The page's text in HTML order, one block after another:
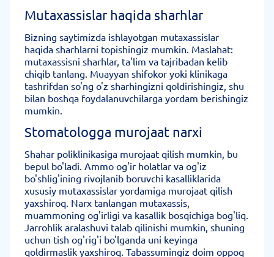
Mutaxassislar haqida sharhlar
Bizning saytimizda ishlayotgan mutaxassislar
haqida sharhlarni topishingiz mumkin. Maslahat:
mutaxassisni sharhlar, ta'lim va tajribadan kelib
chiqib tanlang. Muayyan shifokor yoki klinikaga
tashrifdan so'ng o'z sharhingizni qoldirishingiz, shu
bilan boshqa foydalanuvchilarga yordam berishingiz
mumkin.
Stomatologga murojaat narxi
Shahar poliklinikasiga murojaat qilish mumkin, bu
bepul bo'ladi. Ammo og'ir holatlar va og'iz
bo'shlig'ining rivojlanib boruvchi kasalliklarida
xususiy mutaxassislar yordamiga murojaat qilish
yaxshiroq. Narx tanlangan mutaxassis,
muammoning og'irligi va kasallik bosqichiga bog'liq.
Jarrohlik aralashuvi talab qilinishi mumkin, shuning
uchun tish og'rig'i bo'lganda uni keyinga
qoldirmaslik yaxshiroq. Tabassumingiz doim oppoq